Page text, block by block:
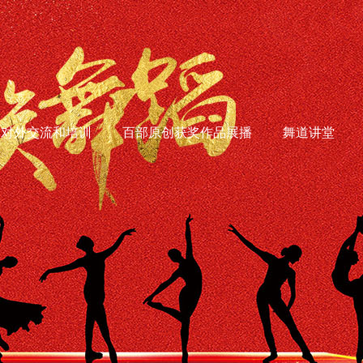
对外交流和培训 百部原创获奖作品展播 舞道讲堂